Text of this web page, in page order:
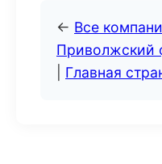
← Все
Приволжский
Главная